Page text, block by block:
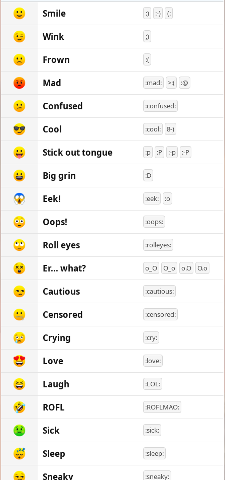
Smile :) :-) (:
Wink ;)
Frown :(
Mad :mad: >:( :@
Confused :confused:
Cool :cool: 8-)
Stick out tongue :p :P :-p :-P
Big grin :D
Eek! :eek: :o
Oops! :oops:
Roll eyes :rolleyes:
Er... what? o_O O_o o.O O.o
Cautious :cautious:
Censored :censored:
Crying :cry:
Love :love:
Laugh :LOL:
ROFL :ROFLMAO:
Sick :sick:
Sleep :sleep:
Sneaky :sneaky: